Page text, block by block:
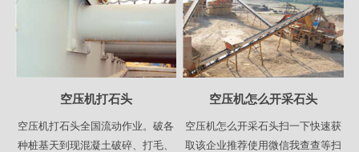
空压机打石头
空压机打石头全国流动作业。破各
种桩基天到现混凝土破碎、打毛、
空压机怎么开采石头
空压机怎么开采石头扫一下快速获
取该企业推荐使用微信我查查等扫